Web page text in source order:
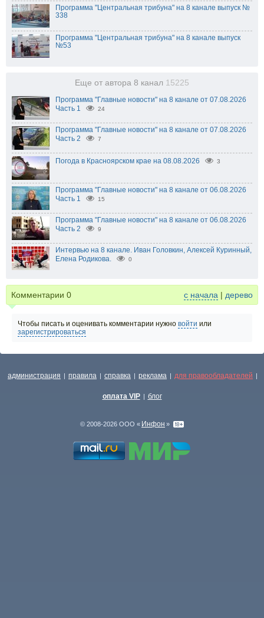
Программа "Центральная трибуна" на 8 канале выпуск №
338
Программа "Центральная трибуна" на 8 канале выпуск
№53
Еще от автора 8 канал 15225
Программа "Главные новости" на 8 канале от 07.08.2026
Часть 1
24
Программа "Главные новости" на 8 канале от 07.08.2026
Часть 2
7
Погода в Красноярском крае на 08.08.2026 3
Программа "Главные новости" на 8 канале от 06.08.2026
Часть 1
15
Программа "Главные новости" на 8 канале от 06.08.2026
Часть 2
9
Интервью на 8 канале. Иван Головкин, Алексей Куринный,
Елена Родикова.
0
Комментарии 0 с начала | дерево
Чтобы писать и оценивать комментарии нужно войти или
зарегистрироваться
администрация | правила | справка | реклама | для правообладателей |
оплата VIP | блог
© 2008-2026 ООО « Инфон »